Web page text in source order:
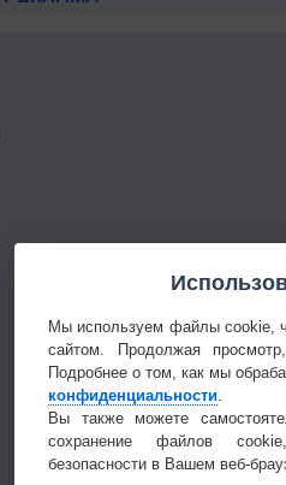
Мы используем файлы cookie,
сайтом. Продолжая
Подробнее о том, как мы
конфиденциальности.
Вы также можете
сохранение файлов
безопасности в Вашем веб-